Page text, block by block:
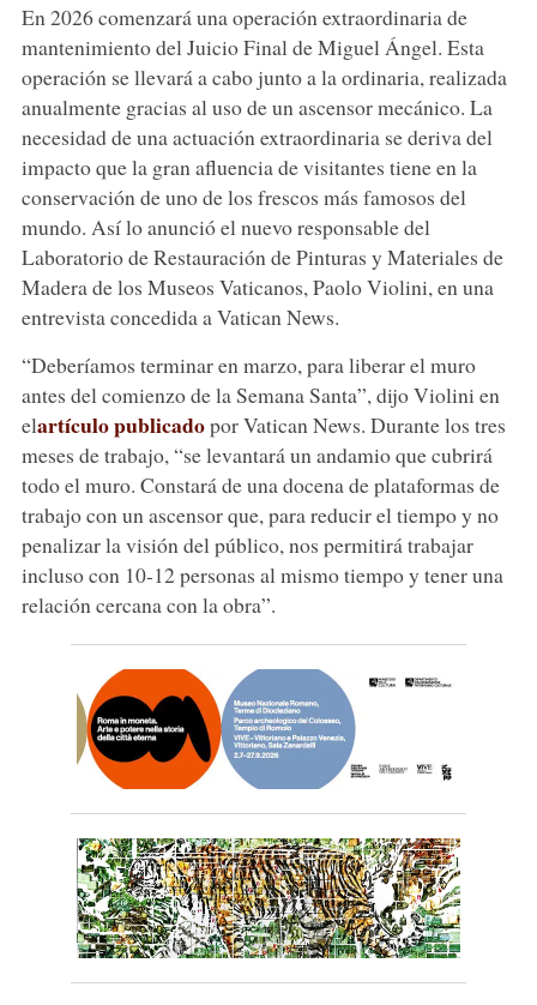
En 2026 comenzará una operación extraordinaria de
mantenimiento del Juicio Final de Miguel Ángel. Esta
operación se llevará a cabo junto a la ordinaria, realizada
anualmente gracias al uso de un ascensor mecánico. La
necesidad de una actuación extraordinaria se deriva del
impacto que la gran afluencia de visitantes tiene en la
conservación de uno de los frescos más famosos del
mundo. Así lo anunció el nuevo responsable del
Laboratorio de Restauración de Pinturas y Materiales de
Madera de los Museos Vaticanos, Paolo Violini, en una
entrevista concedida a Vatican News.
“Deberíamos terminar en marzo, para liberar el muro
antes del comienzo de la Semana Santa”, dijo Violini en
elartículo publicadopor Vatican News. Durante los tres
meses de trabajo, “se levantará un andamio que cubrirá
todo el muro. Constará de una docena de plataformas de
trabajo con un ascensor que, para reducir el tiempo y no
penalizar la visión del público, nos permitirá trabajar
incluso con 10-12 personas al mismo tiempo y tener una
relación cercana con la obra”.